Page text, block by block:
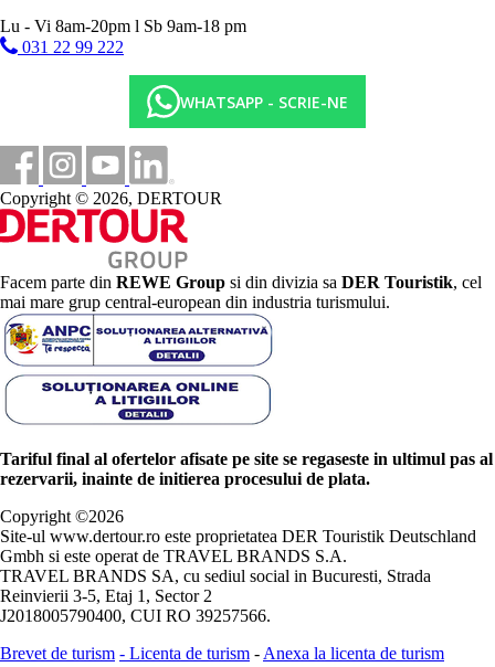
Lu - Vi 8am-20pm l Sb 9am-18 pm
031 22 99 222
WHATSAPP - SCRIE-NE
Copyright © 2026, DERTOUR
Facem parte din REWE Group si din divizia sa DER Touristik, cel
mai mare grup central-european din industria turismului.
Tariful final al ofertelor afisate pe site se regaseste in ultimul pas al
rezervarii, inainte de initierea procesului de plata.
Copyright ©2026
Site-ul www.dertour.ro este proprietatea DER Touristik Deutschland
Gmbh si este operat de TRAVEL BRANDS S.A.
TRAVEL BRANDS SA, cu sediul social in Bucuresti, Strada
Reinvierii 3-5, Etaj 1, Sector 2
J2018005790400, CUI RO 39257566.
Brevet de turism - Licenta de turism - Anexa la licenta de turism